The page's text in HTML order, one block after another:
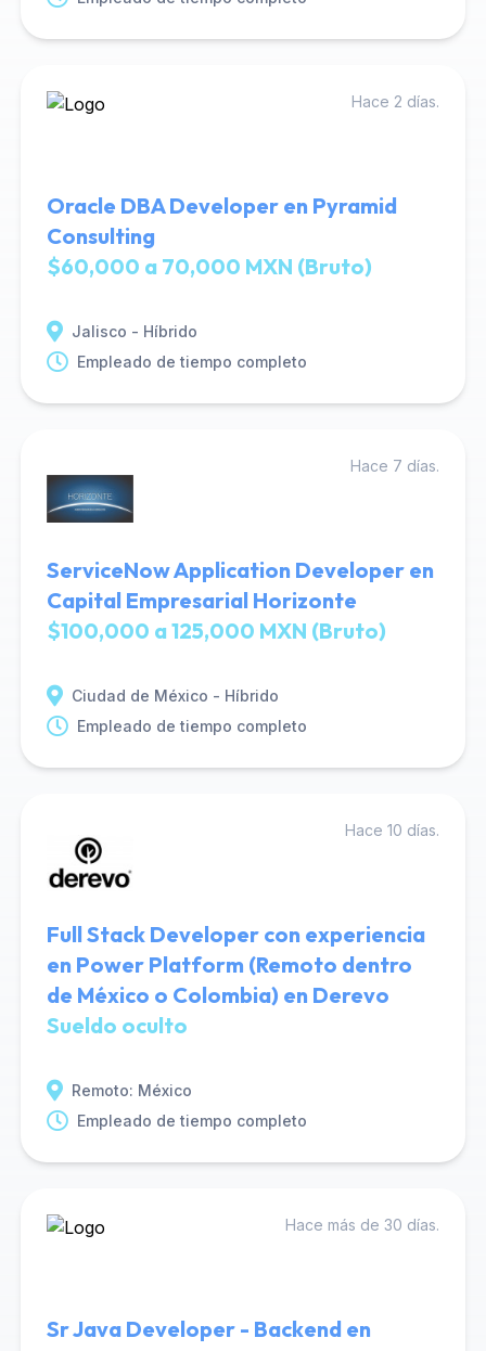
Hace 2 días.
Oracle DBA Developer en Pyramid
Consulting
$60,000 a 70,000 MXN (Bruto)
Jalisco - Híbrido
Empleado de tiempo completo
Hace 7 días.
ServiceNow Application Developer en
Capital Empresarial Horizonte
$100,000 a 125,000 MXN (Bruto)
Ciudad de México - Híbrido
Empleado de tiempo completo
Hace 10 días.
Full Stack Developer con experiencia
en Power Platform (Remoto dentro
de México o Colombia) en Derevo
Sueldo oculto
Remoto: México
Empleado de tiempo completo
Hace más de 30 días.
Sr Java Developer - Backend en